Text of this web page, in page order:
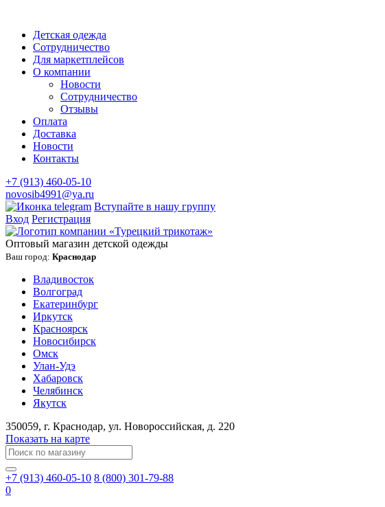
Детская одежда
Сотрудничество
Для маркетплейсов
О компании
Новости
Сотрудничество
Отзывы
Оплата
Доставка
Новости
Контакты
+7 (913) 460-05-10
novosib4991@ya.ru
Вступайте в нашу группу
Вход Регистрация
Оптовый магазин детской одежды
Ваш город: Краснодар
Владивосток
Волгоград
Екатеринбург
Иркутск
Красноярск
Новосибирск
Омск
Улан-Удэ
Хабаровск
Челябинск
Якутск
350059, г. Краснодар, ул. ​Новороссийская, д. 220
Показать на карте
+7 (913) 460-05-10 8 (800) 301-79-88
0